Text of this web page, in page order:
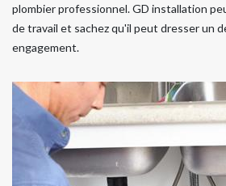
plombier professionnel. GD installation
de travail et sachez qu'il peut dresser un
engagement.